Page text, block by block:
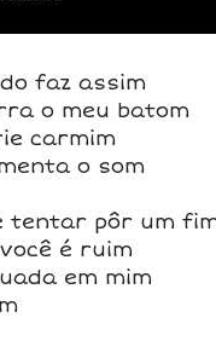
faz assim
o meu batom
carmim
o som
tentar pôr um
é ruim
em mim